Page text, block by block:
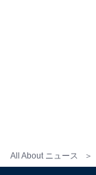
All About ニュース